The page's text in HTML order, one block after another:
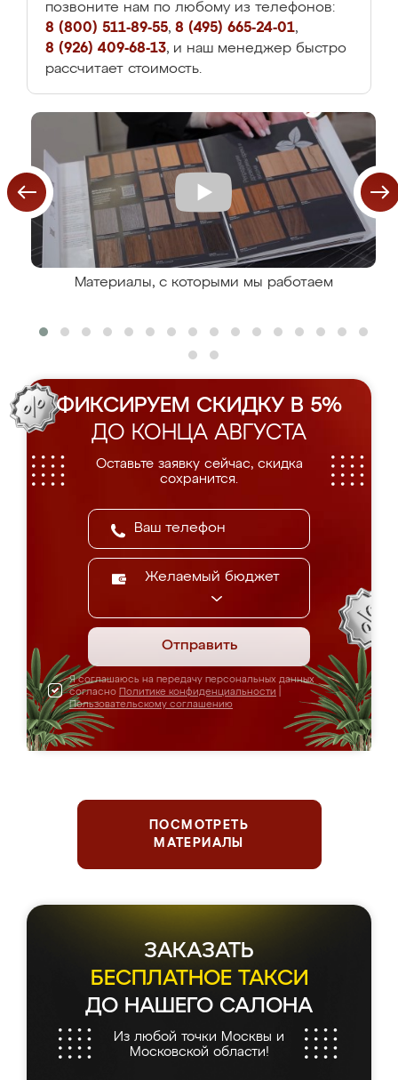
позвоните нам по любому из телефонов:
8 (800) 511-89-55, 8 (495) 665-24-01,
8 (926) 409-68-13, и наш менеджер быстро
рассчитает стоимость.
Материалы, с которыми мы работаем
ФИКСИРУЕМ СКИДКУ В 5%
ДО КОНЦА АВГУСТА
Оставьте заявку сейчас, скидка
сохранится.
Желаемый бюджет
Отправить
Я соглашаюсь на передачу персональных данных
согласно Политике конфиденциальности
Пользовательскому соглашению
ПОСМОТРЕТЬ
МАТЕРИАЛЫ
ЗАКАЗАТЬ
БЕСПЛАТНОЕ ТАКСИ
ДО НАШЕГО САЛОНА
Из любой точки Москвы и
Московской области!